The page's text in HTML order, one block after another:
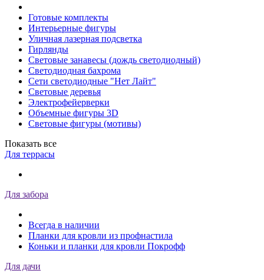
Готовые комплекты
Интерьерные фигуры
Уличная лазерная подсветка
Гирлянды
Световые занавесы (дождь светодиодный)
Светодиодная бахрома
Сети светодиодные "Нет Лайт"
Световые деревья
Электрофейерверки
Объемные фигуры 3D
Световые фигуры (мотивы)
Показать все
Для террасы
Для забора
Всегда в наличии
Планки для кровли из профнастила
Коньки и планки для кровли Покрофф
Для дачи